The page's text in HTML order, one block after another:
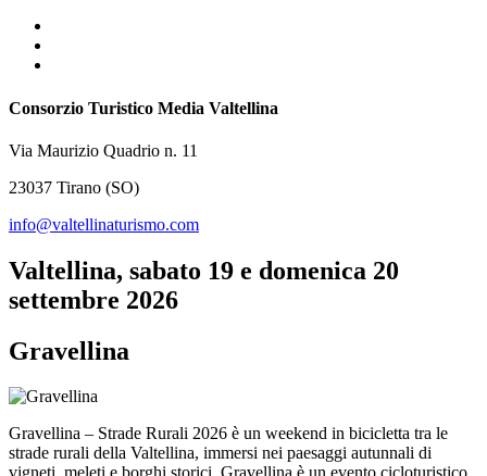
Consorzio Turistico Media Valtellina
Via Maurizio Quadrio n. 11
23037 Tirano (SO)
info@valtellinaturismo.com
Valtellina, sabato 19 e domenica 20
settembre 2026
Gravellina
Gravellina – Strade Rurali 2026 è un weekend in bicicletta tra le
strade rurali della Valtellina, immersi nei paesaggi autunnali di